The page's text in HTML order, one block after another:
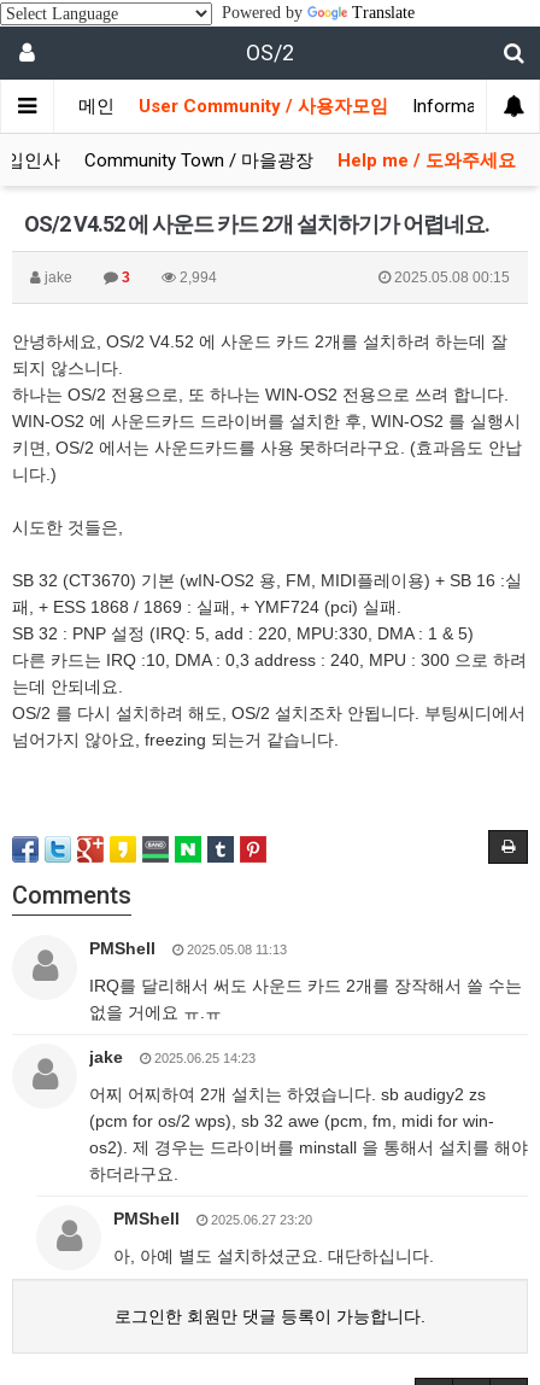
Powered by Translate
OS/2
메인 User Community / 사용자모임 Information /
입인사 Community Town / 마을광장 Help me / 도와주세요
OS/2 V4.52 에 사운드 카드 2개 설치하기가 어렵네요.
jake 3 2,994 2025.05.08 00:15
안녕하세요, OS/2 V4.52 에 사운드 카드 2개를 설치하려 하는데 잘
되지 않스니다.
하나는 OS/2 전용으로, 또 하나는 WIN-OS2 전용으로 쓰려 합니다.
WIN-OS2 에 사운드카드 드라이버를 설치한 후, WIN-OS2 를 실행시
키면, OS/2 에서는 사운드카드를 사용 못하더라구요. (효과음도 안납
니다.)
시도한 것들은,
SB 32 (CT3670) 기본 (wIN-OS2 용, FM, MIDI플레이용) + SB 16 :실
패, + ESS 1868 / 1869 : 실패, + YMF724 (pci) 실패.
SB 32 : PNP 설정 (IRQ: 5, add : 220, MPU:330, DMA : 1 & 5)
다른 카드는 IRQ :10, DMA : 0,3 address : 240, MPU : 300 으로 하려
는데 안되네요.
OS/2 를 다시 설치하려 해도, OS/2 설치조차 안됩니다. 부팅씨디에서
넘어가지 않아요, freezing 되는거 같습니다.
Comments
PMShell 2025.05.08 11:13
IRQ를 달리해서 써도 사운드 카드 2개를 장작해서 쓸 수는
없을 거에요 ㅠ.ㅠ
jake 2025.06.25 14:23
어찌 어찌하여 2개 설치는 하였습니다. sb audigy2 zs
(pcm for os/2 wps), sb 32 awe (pcm, fm, midi for win-
os2). 제 경우는 드라이버를 minstall 을 통해서 설치를 해야
하더라구요.
PMShell 2025.06.27 23:20
아, 아예 별도 설치하셨군요. 대단하십니다.
로그인한 회원만 댓글 등록이 가능합니다.